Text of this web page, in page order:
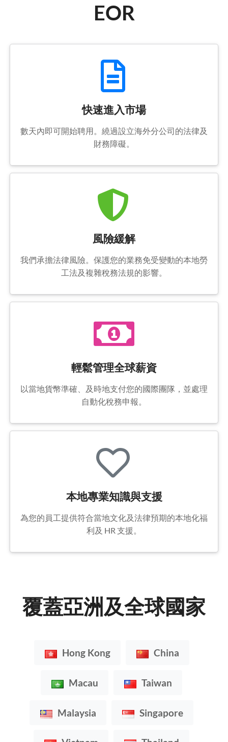
EOR
快速進入市場
數天內即可開始聘用。繞過設立海外分公司的法律及
財務障礙。
風險緩解
我們承擔法律風險。保護您的業務免受變動的本地勞
工法及複雜稅務法規的影響。
輕鬆管理全球薪資
以當地貨幣準確、及時地支付您的國際團隊，並處理
自動化稅務申報。
本地專業知識與支援
為您的員工提供符合當地文化及法律預期的本地化福
利及 HR 支援。
覆蓋亞洲及全球國家
Hong Kong China
Macau Taiwan
Malaysia Singapore